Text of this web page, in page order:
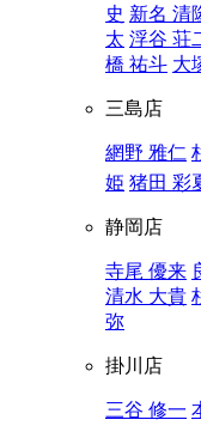
史 新名 清
太 浮谷 荘
橋 祐斗 大
三島店
網野 雅仁
姫 猪田 彩
静岡店
寺尾 優来
清水 大貴
弥
掛川店
三谷 修一